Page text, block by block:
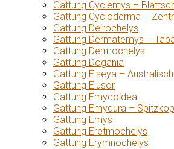
Gattung Cyclemys –
Gattung Cycloderma –
Gattung Deirochelys
Gattung Dermatemys –
Gattung Dermochelys
Gattung Dogania
Gattung Elseya –
Gattung Elusor
Gattung Emydoidea
Gattung Emydura –
Gattung Emys
Gattung Eretmochelys
Gattung Erymnochelys